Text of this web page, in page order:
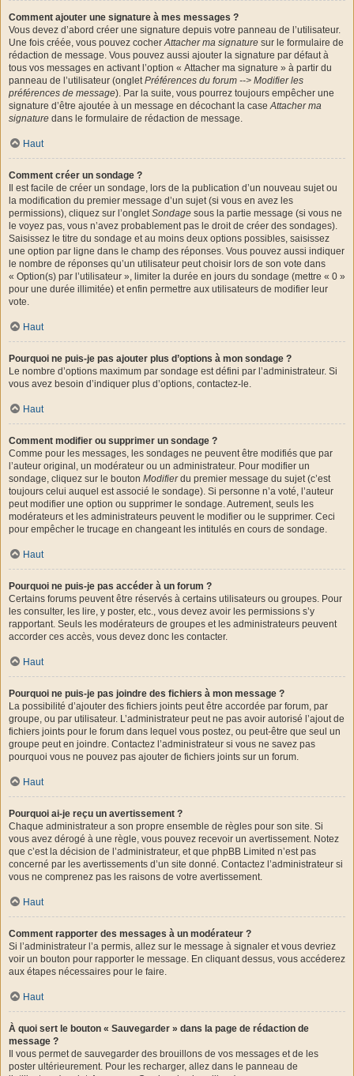
Comment ajouter une signature à mes messages ?
Vous devez d’abord créer une signature depuis votre panneau de l’utilisateur.
Une fois créée, vous pouvez cocherAttacher ma signature sur le formulaire de
rédaction de message. Vous pouvez aussi ajouter la signature par défaut à
tous vos messages en activant l’option « Attacher ma signature » à partir du
panneau de l’utilisateur (ongletPréférences du forum --> Modifier les
préférences de message). Par la suite, vous pourrez toujours empêcher une
signature d’être ajoutée à un message en décochant la caseAttacher ma
signature dans le formulaire de rédaction de message.
Haut
Comment créer un sondage ?
Il est facile de créer un sondage, lors de la publication d’un nouveau sujet ou
la modification du premier message d’un sujet (si vous en avez les
permissions), cliquez sur l’ongletSondage sous la partie message (si vous ne
le voyez pas, vous n’avez probablement pas le droit de créer des sondages).
Saisissez le titre du sondage et au moins deux options possibles, saisissez
une option par ligne dans le champ des réponses. Vous pouvez aussi indiquer
le nombre de réponses qu’un utilisateur peut choisir lors de son vote dans
« Option(s) par l’utilisateur », limiter la durée en jours du sondage (mettre « 0 »
pour une durée illimitée) et enfin permettre aux utilisateurs de modifier leur
vote.
Haut
Pourquoi ne puis-je pas ajouter plus d’options à mon sondage ?
Le nombre d’options maximum par sondage est défini par l’administrateur. Si
vous avez besoin d’indiquer plus d’options, contactez-le.
Haut
Comment modifier ou supprimer un sondage ?
Comme pour les messages, les sondages ne peuvent être modifiés que par
l’auteur original, un modérateur ou un administrateur. Pour modifier un
sondage, cliquez sur le bouton Modifierdu premier message du sujet (c’est
toujours celui auquel est associé le sondage). Si personne n’a voté, l’auteur
peut modifier une option ou supprimer le sondage. Autrement, seuls les
modérateurs et les administrateurs peuvent le modifier ou le supprimer. Ceci
pour empêcher le trucage en changeant les intitulés en cours de sondage.
Haut
Pourquoi ne puis-je pas accéder à un forum ?
Certains forums peuvent être réservés à certains utilisateurs ou groupes. Pour
les consulter, les lire, y poster, etc., vous devez avoir les permissions s’y
rapportant. Seuls les modérateurs de groupes et les administrateurs peuvent
accorder ces accès, vous devez donc les contacter.
Haut
Pourquoi ne puis-je pas joindre des fichiers à mon message ?
La possibilité d’ajouter des fichiers joints peut être accordée par forum, par
groupe, ou par utilisateur. L’administrateur peut ne pas avoir autorisé l’ajout de
fichiers joints pour le forum dans lequel vous postez, ou peut-être que seul un
groupe peut en joindre. Contactez l’administrateur si vous ne savez pas
pourquoi vous ne pouvez pas ajouter de fichiers joints sur un forum.
Haut
Pourquoi ai-je reçu un avertissement ?
Chaque administrateur a son propre ensemble de règles pour son site. Si
vous avez dérogé à une règle, vous pouvez recevoir un avertissement. Notez
que c’est la décision de l’administrateur, et que phpBB Limited n’est pas
concerné par les avertissements d’un site donné. Contactez l’administrateur si
vous ne comprenez pas les raisons de votre avertissement.
Haut
Comment rapporter des messages à un modérateur ?
Si l’administrateur l’a permis, allez sur le message à signaler et vous devriez
voir un bouton pour rapporter le message. En cliquant dessus, vous accéderez
aux étapes nécessaires pour le faire.
Haut
À quoi sert le bouton « Sauvegarder » dans la page de rédaction de
message ?
Il vous permet de sauvegarder des brouillons de vos messages et de les
poster ultérieurement. Pour les recharger, allez dans le panneau de